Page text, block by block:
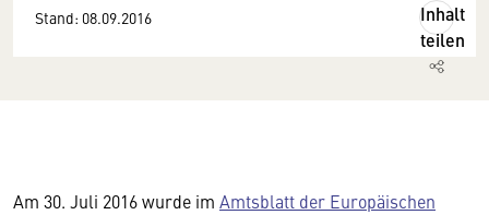
Stand: 08.09.2016
Inhalt
teilen
Am 30. Juli 2016 wurde im Amtsblatt der Europäischen